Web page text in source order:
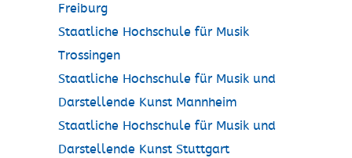
Freiburg
Staatliche Hochschule für Musik
Trossingen
Staatliche Hochschule für Musik und
Darstellende Kunst Mannheim
Staatliche Hochschule für Musik und
Darstellende Kunst Stuttgart